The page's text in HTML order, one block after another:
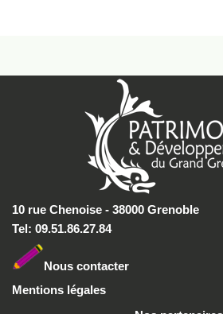
10 rue Chenoise - 38000 Grenoble
Tel: 09.51.86.27.84
Nous contacter
Mentions légales